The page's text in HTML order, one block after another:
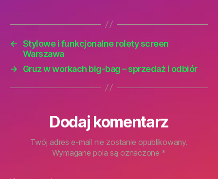
← Stylowe i funkcjonalne rolety screen
Warszawa
→
Gruz w workach big-bag – sprzedaż i odbiór
Dodaj komentarz
Twój adres e-mail nie zostanie opublikowany.
Wymagane pola są oznaczone *